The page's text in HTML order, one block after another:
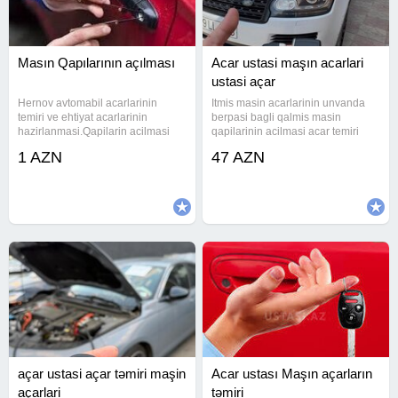
Masın Qapılarının açılması
Hernov avtomabil acarlarinin
temiri ve ehtiyat acarlarinin
hazirlanmasi.Qapilarin acilmasi
#cilingerusta
1 AZN
Acar ustasi maşın acarlari
ustasi açar
Itmis masin acarlarinin unvanda
berpasi bagli qalmis masin
qapilarinin acilmasi acar temiri
acari hundai acari kia acari toyota
47 AZN
açar ustasi açar təmiri maşin
açarlari
Acar ustası Maşın açarların
təmiri